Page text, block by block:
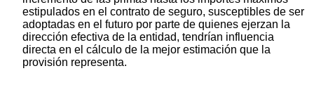
estipulados en el contrato de seguro, susceptibles de ser
adoptadas en el futuro por parte de quienes ejerzan la
dirección efectiva de la entidad, tendrían influencia
directa en el cálculo de la mejor estimación que la
provisión representa.